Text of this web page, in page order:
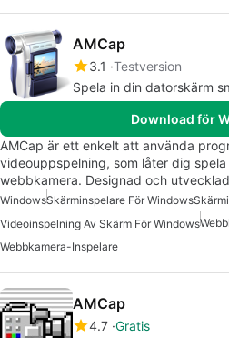
AMCap
3.1 Testversion
Spela in din datorskärm
Download för
AMCap är ett enkelt att använda
videouppspelning, som låter dig
webbkamera. Designad och
WindowsSkärminspelare För Windows
Videoinspelning Av Skärm För Windows
Webbkamera-Inspelare
AMCap
4.7 Gratis